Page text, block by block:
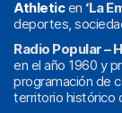
Athleticen ‘La
deportes,
Radio Popular –
en el año 1960 y
programación de
territorio histórico